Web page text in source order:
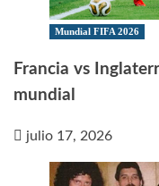
Mundial FIFA 2026
Francia vs
mundial
julio 17, 2026